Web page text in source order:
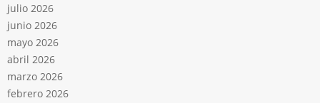
julio 2026
junio 2026
mayo 2026
abril 2026
marzo 2026
febrero 2026